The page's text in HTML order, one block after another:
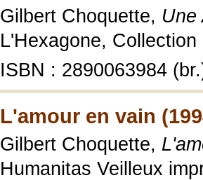
Gilbert Choquette, Une
L'Hexagone,
ISBN : 2890063984
L'amour en vain
Gilbert Choquette,
Humanitas Veilleux